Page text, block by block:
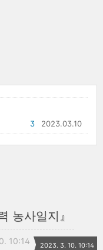
2023.03.10
3
농사일지』
10:14 2023. 3. 10. 10:14